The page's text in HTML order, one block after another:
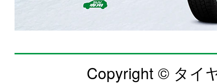
Copyright © タイ